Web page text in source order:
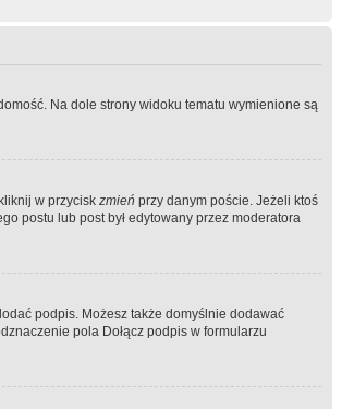
Na dole strony widoku tematu wymienione są
w przycisk zmień przy danym poście. Jeżeli ktoś
postu lub post był edytowany przez moderatora
podpis. Możesz także domyślnie dodawać
pola Dołącz podpis w formularzu